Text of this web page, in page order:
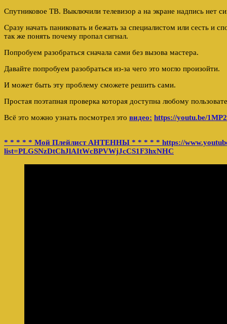
Спутниковое ТВ. Выключили телевизор а на экране надпись нет
Сразу начать паниковать и бежать за специалистом или сесть и
так же понять почему пропал сигнал.
Попробуем разобраться сначала сами без вызова мастера.
Давайте попробуем разобраться из-за чего это могло произойти.
И может быть эту проблему сможете решить сами.
Простая поэтапная проверка которая доступна любому
Всё это можно узнать посмотрел это видео: https://youtu.be/
* * * * * Мой Плейлист АНТЕННЫ * * * * * https://
list=PLGSNzDtChJlAItWcBPVWjJcCS1F3hxNHC